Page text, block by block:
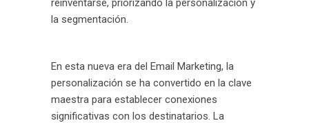
reinventarse, priorizando la personalización y
la segmentación.
En esta nueva era del Email Marketing, la
personalización se ha convertido en la clave
maestra para establecer conexiones
significativas con los destinatarios. La